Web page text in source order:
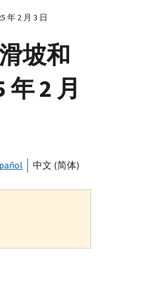
年 2 月 3 日
坡和
2 月
中文 (简体)